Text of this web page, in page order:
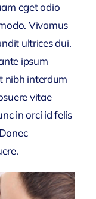
eget odio
Vivamus
ultrices dui.
ipsum
nibh interdum
vitae
in orci id felis